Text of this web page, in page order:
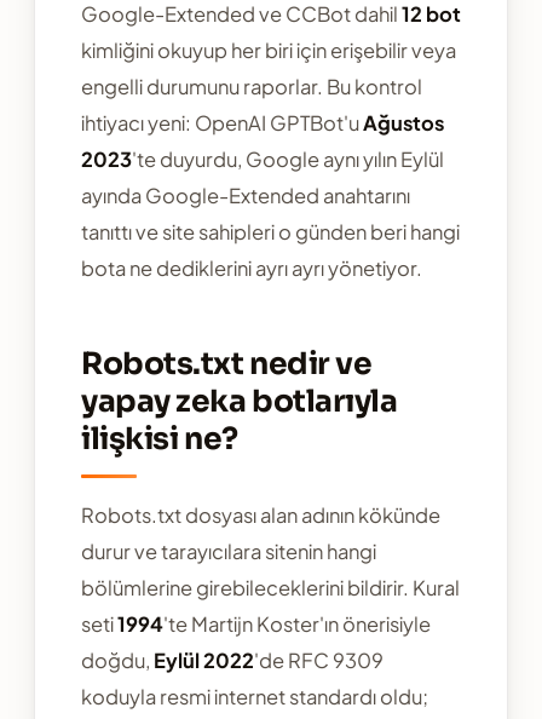
Google-Extended ve CCBot dahil12 bot
kimliğini okuyup her biri için erişebilir veya
engelli durumunu raporlar. Bu kontrol
ihtiyacı yeni: OpenAI GPTBot'uAğustos
2023'te duyurdu, Google aynı yılın Eylül
ayında Google-Extended anahtarını
tanıttı ve site sahipleri o günden beri hangi
bota ne dediklerini ayrı ayrı yönetiyor.
Robots.txt nedir ve
yapay zeka botlarıyla
ilişkisi ne?
Robots.txt dosyası alan adının kökünde
durur ve tarayıcılara sitenin hangi
bölümlerine girebileceklerini bildirir. Kural
seti1994'te Martijn Koster'ın önerisiyle
doğdu, Eylül 2022'de RFC 9309
koduyla resmi internet standardı oldu;